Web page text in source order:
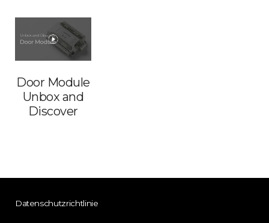
Door Module
Unbox and
Discover
Datenschutzrichtlinie